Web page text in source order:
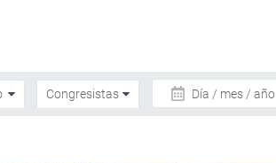
Día / mes / año